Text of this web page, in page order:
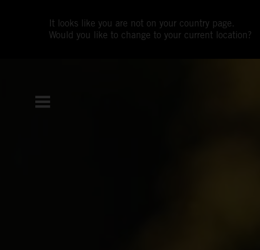
It looks like you are not on your country page.
Would you like to change to your current location?